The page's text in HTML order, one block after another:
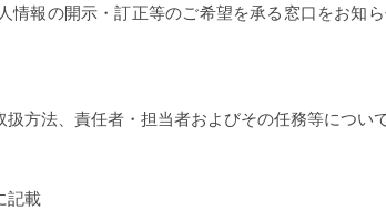
情報の開示・訂正等のご希望を承る窓口をお知
方法、責任者・担当者およびその任務等につい
記載